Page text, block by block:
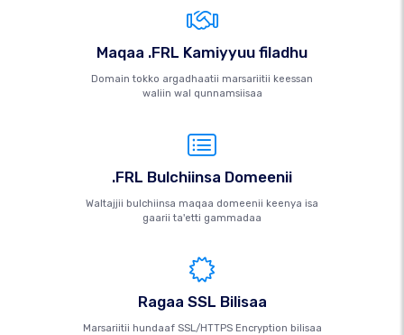
Maqaa .FRL Kamiyyuu filadhu
Domain tokko argadhaatii marsariitii keessan
waliin wal qunnamsiisaa
.FRL Bulchiinsa Domeenii
Waltajjii bulchiinsa maqaa domeenii keenya isa
gaarii ta'etti gammadaa
Ragaa SSL Bilisaa
Marsariitii hundaaf SSL/HTTPS Encryption bilisaa